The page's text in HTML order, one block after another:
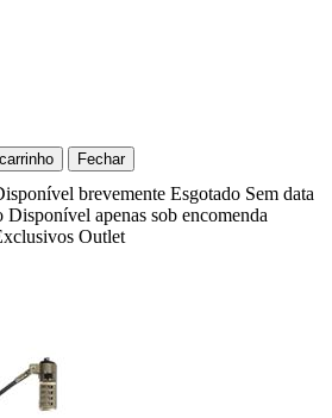
Fechar
brevemente Esgotado Sem data
Disponível apenas sob encomenda
Outlet